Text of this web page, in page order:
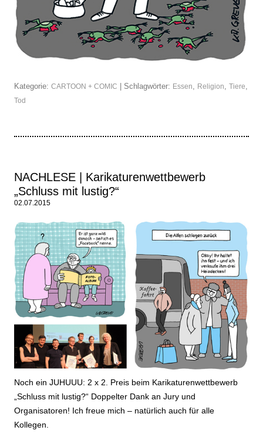
Kategorie: CARTOON + COMIC | Schlagwörter: Essen Religion Tiere
Tod
NACHLESE | Karikaturenwettbewerb
„Schluss mit lustig?“
02.07.2015
Noch ein JUHUUU: 2 x 2. Preis beim Karikaturenwettbewerb
„Schluss mit lustig?“ Doppelter Dank an Jury und
Organisatoren! Ich freue mich – natürlich auch für alle
Kollegen.